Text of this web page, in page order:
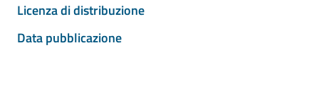
Licenza di distribuzione
Data pubblicazione